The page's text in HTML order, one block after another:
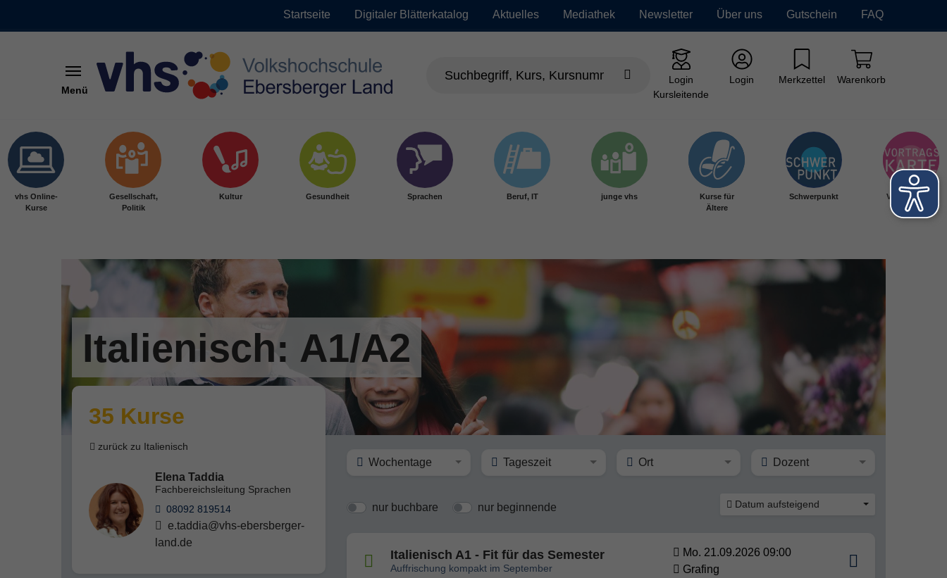
Startseite Digitaler Blätterkatalog Aktuelles Mediathek Newsletter Über uns Gutschein FAQ
Menü
Login
Kursleitende
Login Merkzettel Warenkorb
vhs Online-
Kurse
Gesellschaft,
Politik
Kultur Gesundheit Sprachen Beruf, IT junge vhs
Kurse für
Ältere
Schwerpunkt Vortragskarte
Italienisch: A1/A2
35 Kurse
zurück zu Italienisch
Elena Taddia
Fachbereichsleitung Sprachen
08092 819514
e.taddia@vhs-ebersberger-
land.de
Wochentage Tageszeit Ort Dozent
nur buchbare nur beginnende Datum aufsteigend
Italienisch A1 - Fit für das Semester
Auffrischung kompakt im September
Mo. 21.09.2026 09:00
Grafing